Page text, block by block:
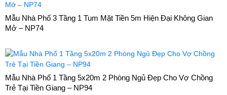
Mẫu Nhà Phố 3 Tầng 1 Tum Mặt Tiền 5m Hiện Đại Không Gian
Mở – NP74
Mẫu Nhà Phố 1 Tầng 5x20m 2 Phòng Ngủ Đẹp Cho Vợ Chồng
Trẻ Tại Tiền Giang – NP94